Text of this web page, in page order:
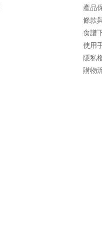
產品
條款
食譜
使用
隱私
購物